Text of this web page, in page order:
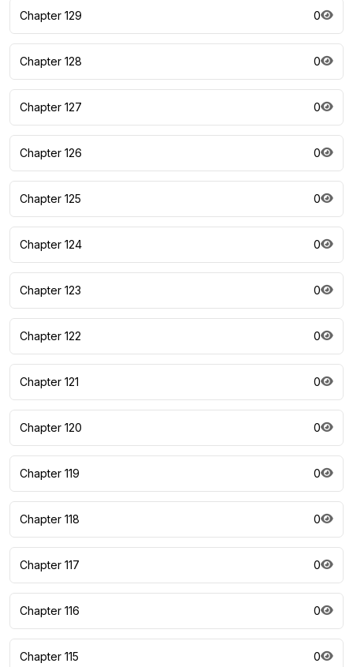
Chapter 129 0
Chapter 128 0
Chapter 127 0
Chapter 126 0
Chapter 125 0
Chapter 124 0
Chapter 123 0
Chapter 122 0
Chapter 121 0
Chapter 120 0
Chapter 119 0
Chapter 118 0
Chapter 117 0
Chapter 116 0
Chapter 115 0